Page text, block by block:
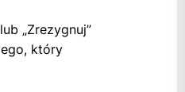
„Zrezygnuj”
który